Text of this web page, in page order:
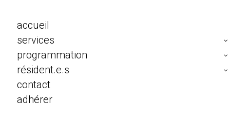
accueil
services
programmation
résident.e.s
contact
adhérer